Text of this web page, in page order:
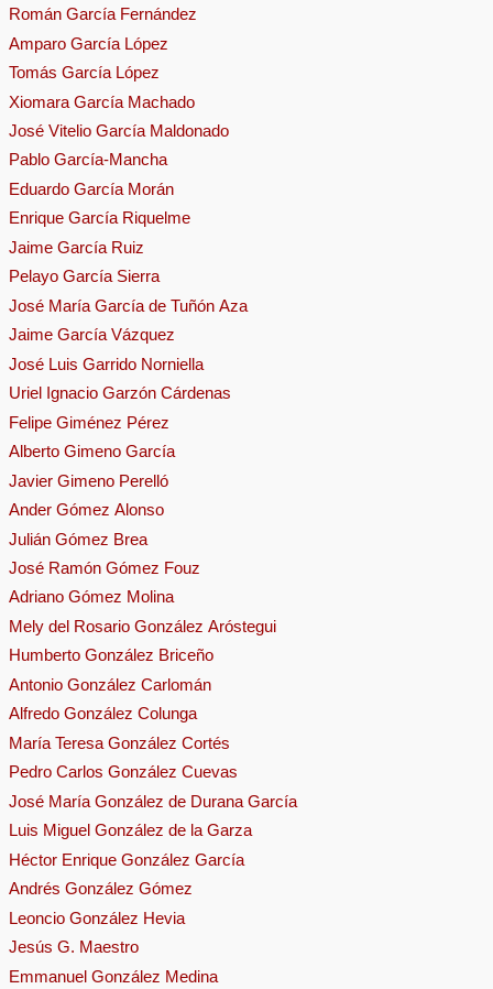
Román García Fernández
Amparo García López
Tomás García López
Xiomara García Machado
José Vitelio García Maldonado
Pablo García-Mancha
Eduardo García Morán
Enrique García Riquelme
Jaime García Ruiz
Pelayo García Sierra
José María García de Tuñón Aza
Jaime García Vázquez
José Luis Garrido Norniella
Uriel Ignacio Garzón Cárdenas
Felipe Giménez Pérez
Alberto Gimeno García
Javier Gimeno Perelló
Ander Gómez Alonso
Julián Gómez Brea
José Ramón Gómez Fouz
Adriano Gómez Molina
Mely del Rosario González Aróstegui
Humberto González Briceño
Antonio González Carlomán
Alfredo González Colunga
María Teresa González Cortés
Pedro Carlos González Cuevas
José María González de Durana García
Luis Miguel González de la Garza
Héctor Enrique González García
Andrés González Gómez
Leoncio González Hevia
Jesús G. Maestro
Emmanuel González Medina